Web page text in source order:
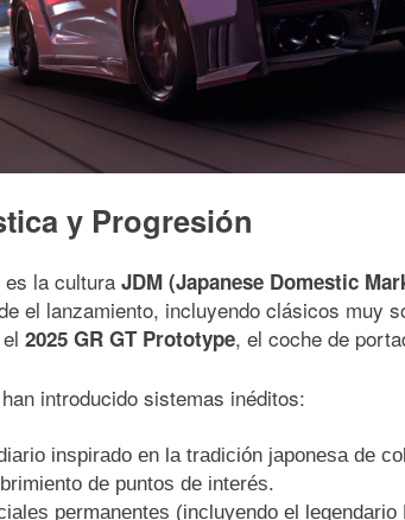
y Progresión
es la cultura JDM (Japanese Domestic
el lanzamiento, incluyendo clásicos muy
2025 GR GT Prototype, el coche de
introducido sistemas inéditos:
inspirado en la tradición japonesa de
de puntos de interés.
permanentes (incluyendo el legendario